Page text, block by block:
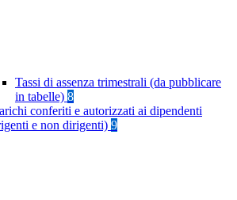
Tassi di assenza trimestrali (da pubblicare
in tabelle) 8
conferiti e autorizzati ai dipendenti
e non dirigenti) 9